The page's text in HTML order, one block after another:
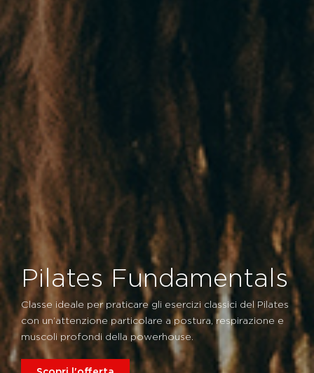
Pilates Fundamentals
Classe ideale per praticare gli esercizi classici del Pilates
con un’attenzione particolare a postura, respirazione e
muscoli profondi della powerhouse.